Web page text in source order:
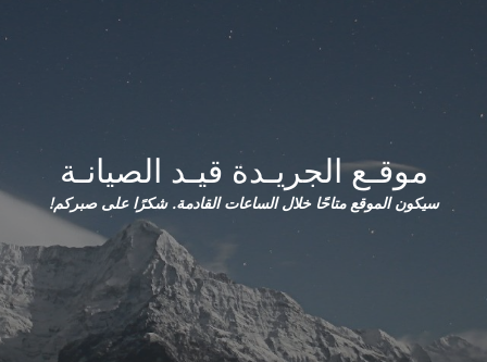
موقـع الجريـدة قيـد الصيانـة
سيكون الموقع متاحًا خلال الساعات القادمة. شكرًا على صبركم!